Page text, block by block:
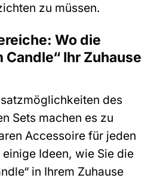
zu müssen.
Wo die
Candle“ Ihr Zuhause
des
Sets machen es zu
Accessoire für jeden
Ideen, wie Sie die
in Ihrem Zuhause